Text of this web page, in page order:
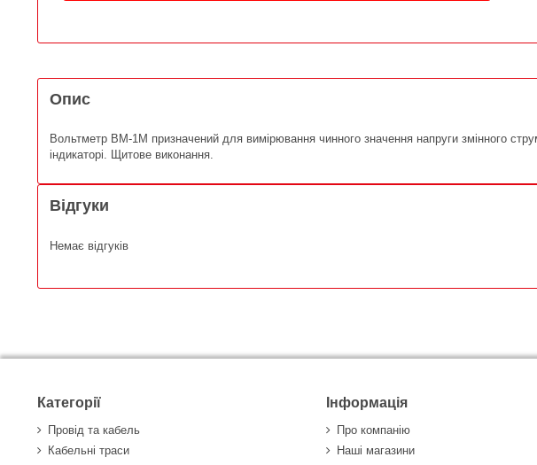
Опис
Вольтметр ВМ-1М призначений для вимірювання чинного значення напруги змінного
індикаторі. Щитове виконання.
Відгуки
Немає відгуків
Категорії
Провід та кабель
Кабельні траси
Інформація
Про компанію
Наші магазини